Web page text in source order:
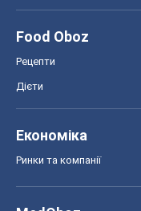
Food Oboz
Рецепти
Дієти
Економіка
Ринки та компанії